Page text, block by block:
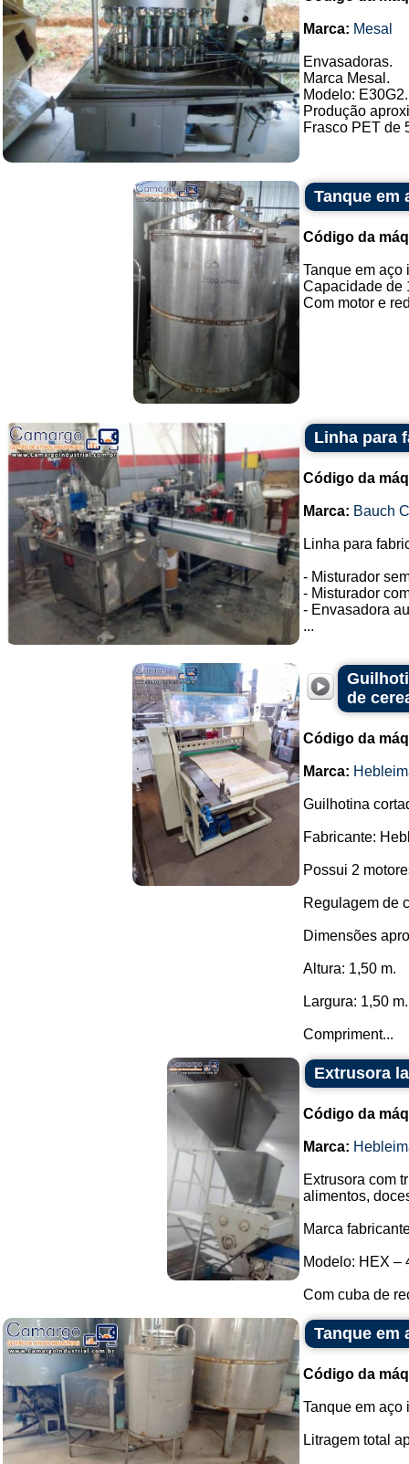
Marca: Mesal
Envasadoras.
Marca Mesal.
Modelo: E30G2.
Produção
Frasco PET de
Tanque em
Código da
Tanque em aço
Capacidade de
Com motor e
Linha para
Código da
Marca: Bauch
Linha para
- Misturador
- Misturador
- Envasadora
...
de
Código da
Marca:
Guilhotina
Fabricante:
Possui 2
Regulagem de
Dimensões
Altura: 1,50 m.
Largura: 1,50 m.
Compriment...
Extrusora
Código da
Marca:
Extrusora com
alimentos,
Marca
Modelo: HEX –
Com cuba de
Tanque em
Código da
Tanque em aço
Litragem total